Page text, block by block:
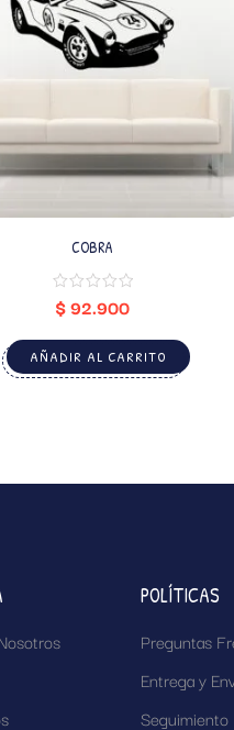
COBRA
$92.900
AÑADIR AL CARRITO
POLÍTICAS
Preguntas
Entrega y
Seguimiento